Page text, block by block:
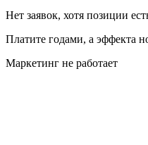
Нет заявок, хотя позиции
Платите годами, а эффекта
Маркетинг не работает